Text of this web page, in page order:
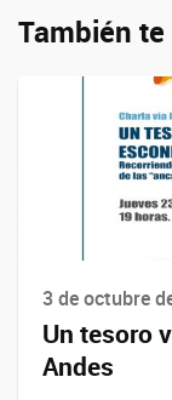
También
3 de octubre
Un tesoro
Andes